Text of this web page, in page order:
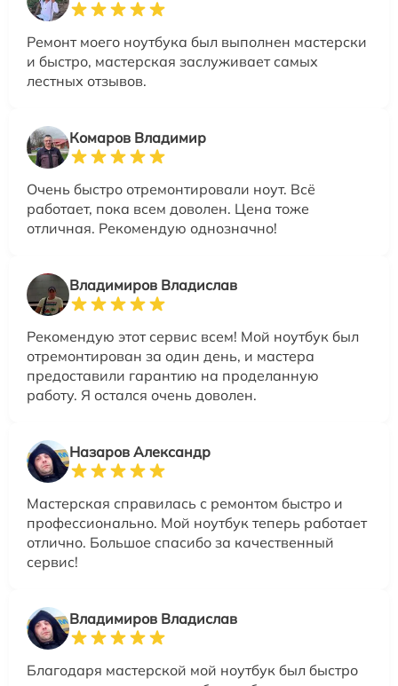
Ремонт моего ноутбука был выполнен мастерски
и быстро, мастерская заслуживает самых
лестных отзывов.
Комаров Владимир
Очень быстро отремонтировали ноут. Всё
работает, пока всем доволен. Цена тоже
отличная. Рекомендую однозначно!
Владимиров Владислав
Рекомендую этот сервис всем! Мой ноутбук был
отремонтирован за один день, и мастера
предоставили гарантию на проделанную
работу. Я остался очень доволен.
Назаров Александр
Мастерская справилась с ремонтом быстро и
профессионально. Мой ноутбук теперь работает
отлично. Большое спасибо за качественный
сервис!
Владимиров Владислав
Благодаря мастерской мой ноутбук был быстро